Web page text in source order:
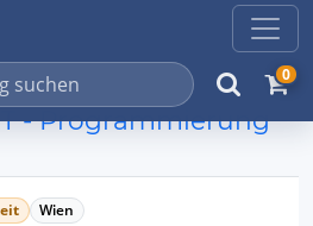
0
- Programmierung
Wien